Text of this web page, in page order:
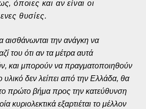
όποιες και αν είναι οι
θυσίες.
αισθάνωνται την ανάγκη να
του ότι αν τα μέτρα αυτά
και μπορούν να πραγματοποιηθούν
υλικό δεν λείπει από την Ελλάδα, θα
πρώτο βήμα προς την κατεύθυνση
κυριολεκτικά εξαρτιέται το μέλλον